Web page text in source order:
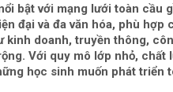
bật với mạng lưới toàn cầu
đại và đa văn hóa, phù hợp
kinh doanh, truyền thông,
Với quy mô lớp nhỏ, chất
học sinh muốn phát triển